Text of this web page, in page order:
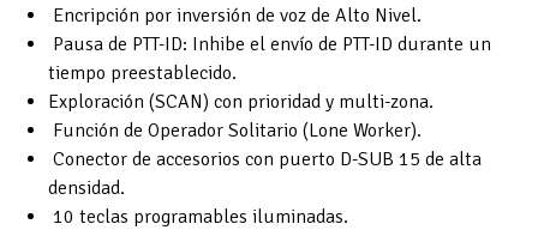
Encripción por inversión de voz de Alto Nivel.
Pausa de PTT-ID: Inhibe el envío de PTT-ID durante un
tiempo preestablecido.
Exploración (SCAN) con prioridad y multi-zona.
Función de Operador Solitario (Lone Worker).
Conector de accesorios con puerto D-SUB 15 de alta
densidad.
10 teclas programables iluminadas.